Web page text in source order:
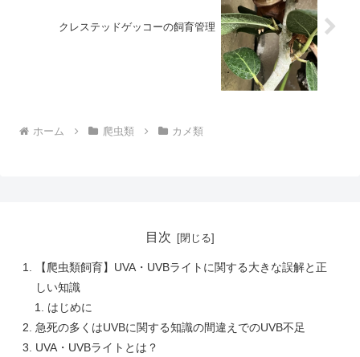
クレステッドゲッコーの飼育管理
ホーム 爬虫類 カメ類
目次
【爬虫類飼育】UVA・UVBライトに関する大きな誤解と正
しい知識
はじめに
急死の多くはUVBに関する知識の間違えでのUVB不足
UVA・UVBライトとは？